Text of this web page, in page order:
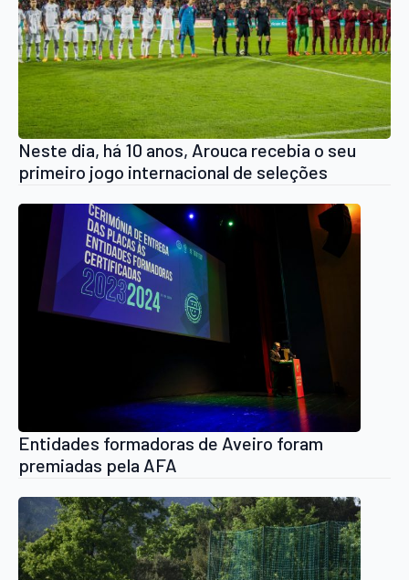
Neste dia, há 10 anos, Arouca recebia o seu
primeiro jogo internacional de seleções
Entidades formadoras de Aveiro foram
premiadas pela AFA